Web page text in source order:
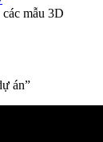
mẫu 3D
án”